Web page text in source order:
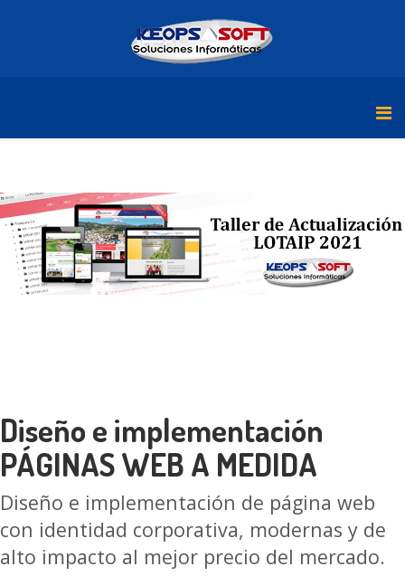
Diseño e implementación
PÁGINAS WEB A MEDIDA
Diseño e implementación de página web
con identidad corporativa, modernas y de
alto impacto al mejor precio del mercado.